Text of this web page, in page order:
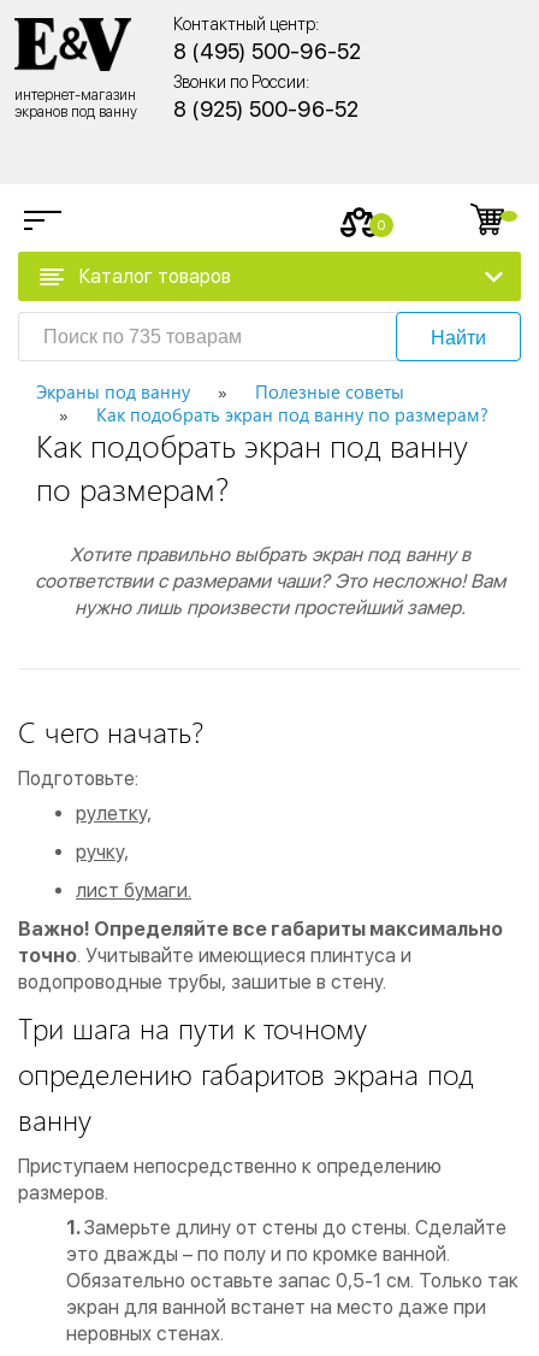
интернет-магазин
экранов под ванну
Контактный центр:
8 (495) 500-96-52
Звонки по России:
8 (925) 500-96-52
0
Каталог товаров
Найти
Экраны под ванну
Полезные советы
Как подобрать экран под ванну по размерам?
Как подобрать экран под ванну
по размерам?
Хотите правильно выбрать экран под ванну в
соответствии с размерами чаши? Это несложно! Вам
нужно лишь произвести простейший замер.
С чего начать?
Подготовьте:
рулетку,
ручку,
лист бумаги.
Важно! Определяйте все габариты максимально
точно. Учитывайте имеющиеся плинтуса и
водопроводные трубы, зашитые в стену.
Три шага на пути к точному
определению габаритов экрана под
ванну
Приступаем непосредственно к определению
размеров.
Замерьте длину от стены до стены. Сделайте
это дважды – по полу и по кромке ванной.
Обязательно оставьте запас 0,5-1 см. Только так
экран для ванной встанет на место даже при
неровных стенах.